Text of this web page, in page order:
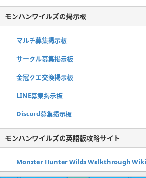
モンハンワイルズの掲示板
マルチ募集掲示板
サークル募集掲示板
金冠クエ交換掲示板
LINE募集掲示板
Discord募集掲示板
モンハンワイルズの英語版攻略サイト
Monster Hunter Wilds Walkthrough Wiki